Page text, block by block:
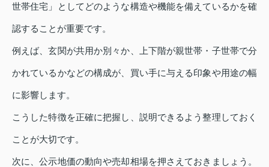
世帯住宅」としてどのような構造や機能を備えているかを確
認することが重要です。
例えば、玄関が共用か別々か、上下階が親世帯・子世帯で分
かれているかなどの構成が、買い手に与える印象や用途の幅
に影響します。
こうした特徴を正確に把握し、説明できるよう整理しておく
ことが大切です。
次に、公示地価の動向や売却相場を押さえておきましょう。